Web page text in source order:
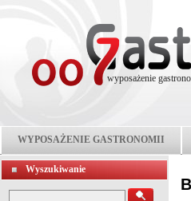
wyposażenie
WYPOSAŻENIE GASTRONOMII
Wyszukiwanie